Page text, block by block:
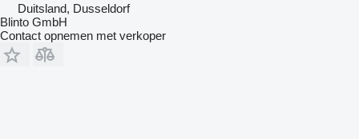
Duitsland, Dusseldorf
Blinto GmbH
Contact opnemen met verkoper